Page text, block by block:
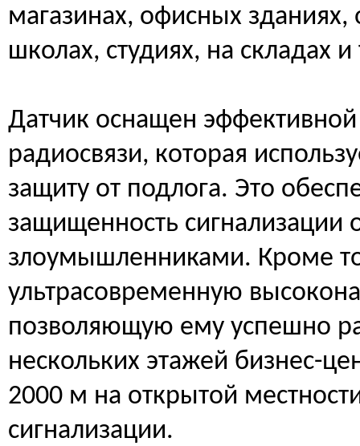
магазинах, офисных зданиях,
школах, студиях, на складах
Датчик оснащен
радиосвязи, которая
защиту от подлога. Это
защищенность сигнализации
злоумышленниками. Кроме
ультрасовременную
позволяющую ему успешно
нескольких этажей бизнес-
2000 м на открытой
сигнализации.